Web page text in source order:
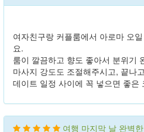
여자친구랑 커플룸에서 아로마 오
요.
룸이 깔끔하고 향도 좋아서 분위기
마사지 강도도 조절해주시고, 끝나
데이트 일정 사이에 꼭 넣으면 좋은
여행 마지막 날 완벽